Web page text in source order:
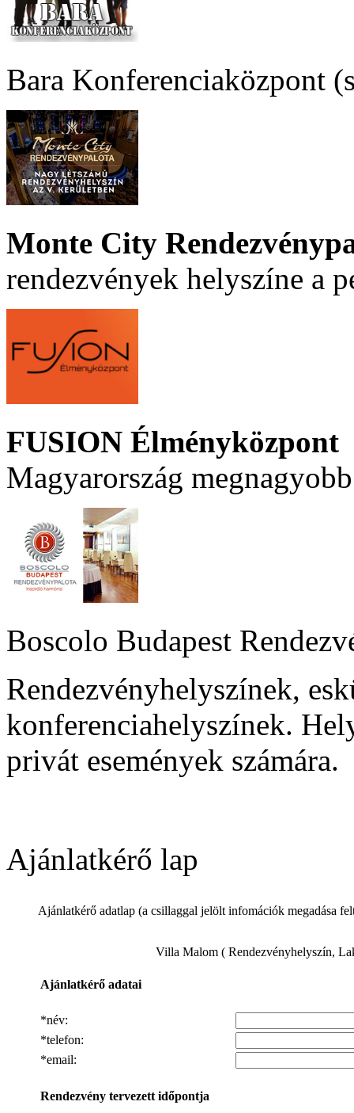
Bara Konferenciaközpont
Monte City
rendezvények helyszíne a
FUSION Élményközpont
Magyarország
Boscolo Budapest
Rendezvényhelyszínek,
konferenciahelyszínek.
privát események számára.
Ajánlatkérő lap
Ajánlatkérő adatlap (a csillaggal jelölt infomációk megadása
Villa Malom ( Rendezvényhelyszín,
Ajánlatkérő adatai
*név:
*telefon:
*email:
Rendezvény tervezett időpontja